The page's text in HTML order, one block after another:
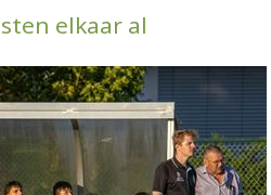
elkaar al